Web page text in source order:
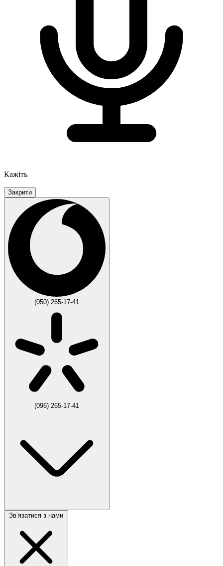
Кажіть
Закрити
(050) 265-17-41
(096) 265-17-41
Звʼязатися з нами